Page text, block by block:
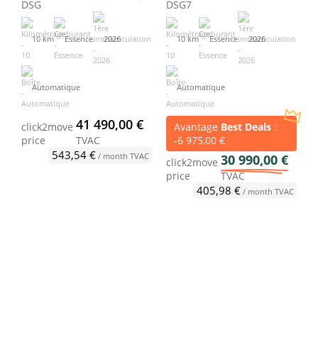
DSG
10 km Essence 2026
Automatique
click2move
price
41 490,00 €
TVAC
543,54 €/ month TVAC
DSG7
10 km Essence 2026
Automatique
Avantage Best Deals :
-6 975,00 €
click2move
price
30 990,00 €
TVAC
405,98 €/ month TVAC